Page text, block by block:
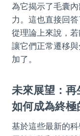
為它揭示了毛囊
力。這也直接回
從理論上來說，
讓它們正常遷移
加了。
未來展望：再
如何成為終
基於這些最新的